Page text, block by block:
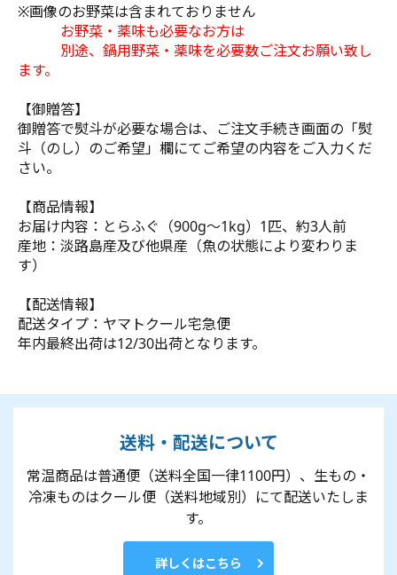
※画像のお野菜は含まれておりません
お野菜・薬味も必要なお方は
別途、鍋用野菜・薬味を必要数ご注文お願い致し
ます。
【御贈答】
御贈答で熨斗が必要な場合は、ご注文手続き画面の「熨
斗（のし）のご希望」欄にてご希望の内容をご入力くだ
さい。
【商品情報】
お届け内容：とらふぐ（900g～1kg）1匹、約3人前
産地：淡路島産及び他県産（魚の状態により変わりま
す）
【配送情報】
配送タイプ：ヤマトクール宅急便
年内最終出荷は12/30出荷となります。
送料・配送について
常温商品は普通便（送料全国一律1100円）、生もの・
冷凍ものはクール便（送料地域別）にて配送いたしま
す。
詳しくはこちら